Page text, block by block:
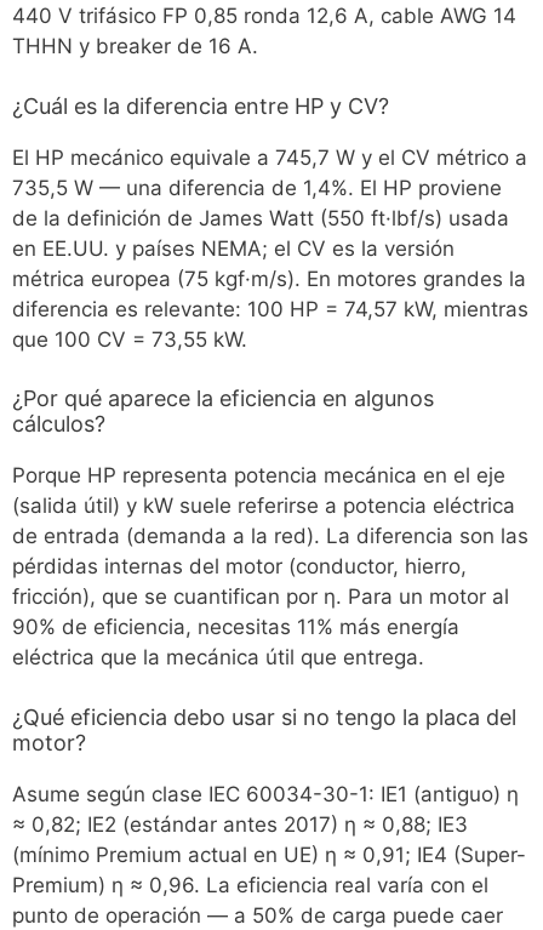
440 V trifásico FP 0,85 ronda 12,6 A, cable AWG 14
THHN y breaker de 16 A.
¿Cuál es la diferencia entre HP y CV?
El HP mecánico equivale a 745,7 W y el CV métrico a
735,5 W — una diferencia de 1,4%. El HP proviene
de la definición de James Watt (550 ft·lbf/s) usada
en EE.UU. y países NEMA; el CV es la versión
métrica europea (75 kgf·m/s). En motores grandes la
diferencia es relevante: 100 HP = 74,57 kW, mientras
que 100 CV = 73,55 kW.
¿Por qué aparece la eficiencia en algunos
cálculos?
Porque HP representa potencia mecánica en el eje
(salida útil) y kW suele referirse a potencia eléctrica
de entrada (demanda a la red). La diferencia son las
pérdidas internas del motor (conductor, hierro,
fricción), que se cuantifican por η. Para un motor al
90% de eficiencia, necesitas 11% más energía
eléctrica que la mecánica útil que entrega.
¿Qué eficiencia debo usar si no tengo la placa del
motor?
Asume según clase IEC 60034-30-1: IE1 (antiguo) η
≈ 0,82; IE2 (estándar antes 2017) η ≈ 0,88; IE3
(mínimo Premium actual en UE) η ≈ 0,91; IE4 (Super-
Premium) η ≈ 0,96. La eficiencia real varía con el
punto de operación — a 50% de carga puede caer